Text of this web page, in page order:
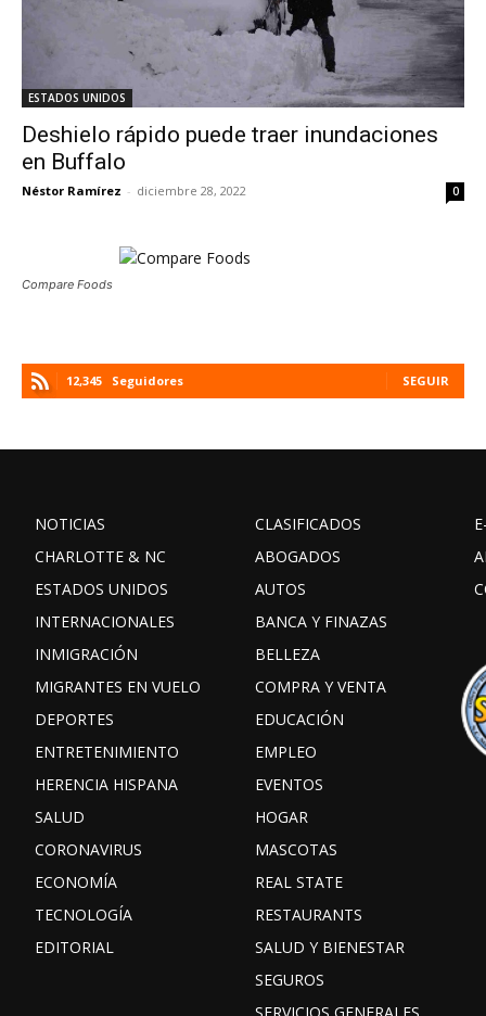
ESTADOS UNIDOS
Deshielo rápido puede traer inundaciones
en Buffalo
Néstor Ramírez - diciembre 28, 2022 0
Compare Foods
12,345 Seguidores SEGUIR
NOTICIAS
CHARLOTTE & NC
ESTADOS UNIDOS
INTERNACIONALES
INMIGRACIÓN
MIGRANTES EN VUELO
DEPORTES
ENTRETENIMIENTO
HERENCIA HISPANA
SALUD
CORONAVIRUS
ECONOMÍA
TECNOLOGÍA
EDITORIAL
CLASIFICADOS
ABOGADOS
AUTOS
BANCA Y FINAZAS
BELLEZA
COMPRA Y VENTA
EDUCACIÓN
EMPLEO
EVENTOS
HOGAR
MASCOTAS
REAL STATE
RESTAURANTS
SALUD Y BIENESTAR
SEGUROS